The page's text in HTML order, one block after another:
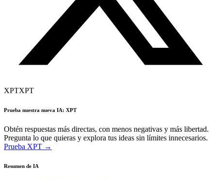
XPTXPT
Prueba nuestra nueva IA: XPT
Obtén respuestas más directas, con menos negativas y más libertad.
Pregunta lo que quieras y explora tus ideas sin límites innecesarios.
Prueba XPT →
Resumen de IA